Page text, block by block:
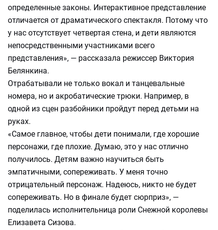
определенные законы. Интерактивное представление
отличается от драматического спектакля. Потому что
у нас отсутствует четвертая стена, и дети являются
непосредственными участниками всего
представления», — рассказала режиссер Виктория
Белянкина.
Отрабатывали не только вокал и танцевальные
номера, но и акробатические трюки. Например, в
одной из сцен разбойники пройдут перед детьми на
руках.
«Самое главное, чтобы дети понимали, где хорошие
персонажи, где плохие. Думаю, это у нас отлично
получилось. Детям важно научиться быть
эмпатичными, сопереживать. У меня точно
отрицательный персонаж. Надеюсь, никто не будет
сопереживать. Но в финале будет сюрприз», —
поделилась исполнительница роли Снежной королевы
Елизавета Сизова.